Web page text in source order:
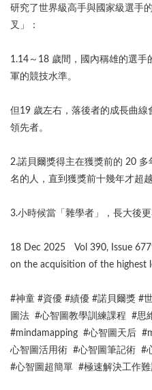
研究了世界級高手與國家級選手
叉」：
1.14～18 歲間，國內稱雄的選
軍的競技水準。
但19 歲左右，落後者的成長曲
領先者。
2.諾貝爾獎得主在獲獎前的 20
名的人，直到獲獎前十幾年才超越
3.小時候當「雜學者」，長大後更
18 Dec 2025 Vol 390, Issue
on the acquisition of the highest
#神童 #資優 #績優 #諾貝爾獎 #
圖法 #心智圖教學訓練課程 #思
#mindamapping #心智圖天后
心智圖活用術 #心智圖筆記術 #
#心智圖超簡單 #極速解決工作